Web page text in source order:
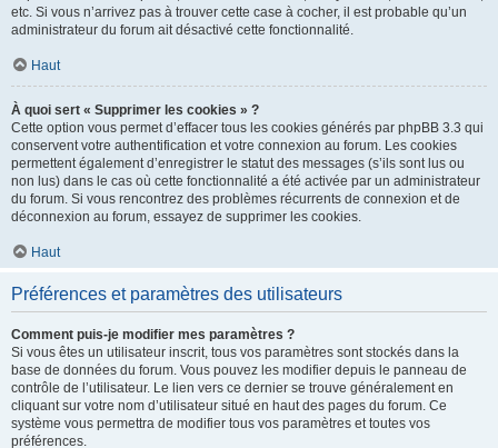
etc. Si vous n’arrivez pas à trouver cette case à cocher, il est probable qu’un
administrateur du forum ait désactivé cette fonctionnalité.
Haut
À quoi sert « Supprimer les cookies » ?
Cette option vous permet d’effacer tous les cookies générés par phpBB 3.3 qui
conservent votre authentification et votre connexion au forum. Les cookies
permettent également d’enregistrer le statut des messages (s’ils sont lus ou
non lus) dans le cas où cette fonctionnalité a été activée par un administrateur
du forum. Si vous rencontrez des problèmes récurrents de connexion et de
déconnexion au forum, essayez de supprimer les cookies.
Haut
Préférences et paramètres des utilisateurs
Comment puis-je modifier mes paramètres ?
Si vous êtes un utilisateur inscrit, tous vos paramètres sont stockés dans la
base de données du forum. Vous pouvez les modifier depuis le panneau de
contrôle de l’utilisateur. Le lien vers ce dernier se trouve généralement en
cliquant sur votre nom d’utilisateur situé en haut des pages du forum. Ce
système vous permettra de modifier tous vos paramètres et toutes vos
préférences.